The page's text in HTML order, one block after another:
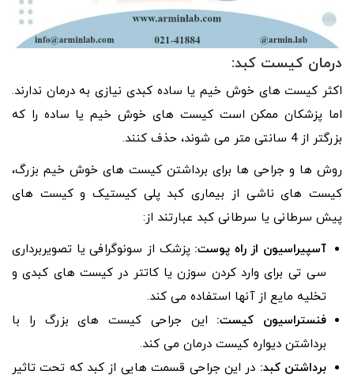
درمان کیست کبد:
اکثر کیست های خوش خیم یا ساده کبدی نیازی به درمان ندارند.
اما پزشکان ممکن است کیست های خوش خیم یا ساده را که
بزرگتر از 4 سانتی متر می شوند، حذف کنند.
روش ها و جراحی ها برای برداشتن کیست های خوش خیم بزرگ،
کیست های ناشی از بیماری کبد پلی کیستیک و کیست های
پیش سرطانی یا سرطانی کبد عبارتند از:
آسپیراسیون از راه پوست: پزشک از سونوگرافی یا تصویربرداری
سی تی برای وارد کردن سوزن یا کاتتر در کیست های کبدی و
تخلیه مایع از آنها استفاده می کند.
فنستراسیون کیست: این جراحی کیست های بزرگ را با
برداشتن دیواره کیست درمان می کند.
برداشتن کبد: در این جراحی قسمت هایی از کبد که تحت تاثیر